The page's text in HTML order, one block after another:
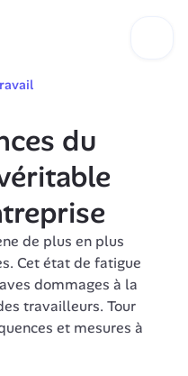
du
de plus en plus
Cet état de fatigue
dommages à la
travailleurs. Tour
et mesures à